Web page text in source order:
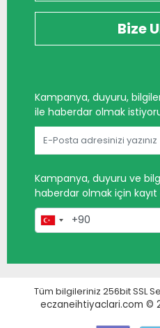
Bize
Kampanya, duyuru,
ile haberdar olmak
Kampanya, duyuru ve
haberdar olmak için kayıt
Tüm bilgileriniz 256bit SSL
eczaneihtiyaclari.com ©